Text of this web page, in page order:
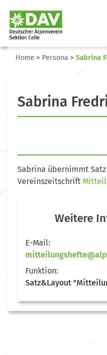
Home > Persona > Sabrina
Sabrina
Sabrina übernimmt
Vereinszeitschrift
Weitere
E-Mail:
Funktion:
Satz&Layout